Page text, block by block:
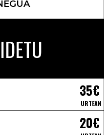
35€
URTEAN
20€